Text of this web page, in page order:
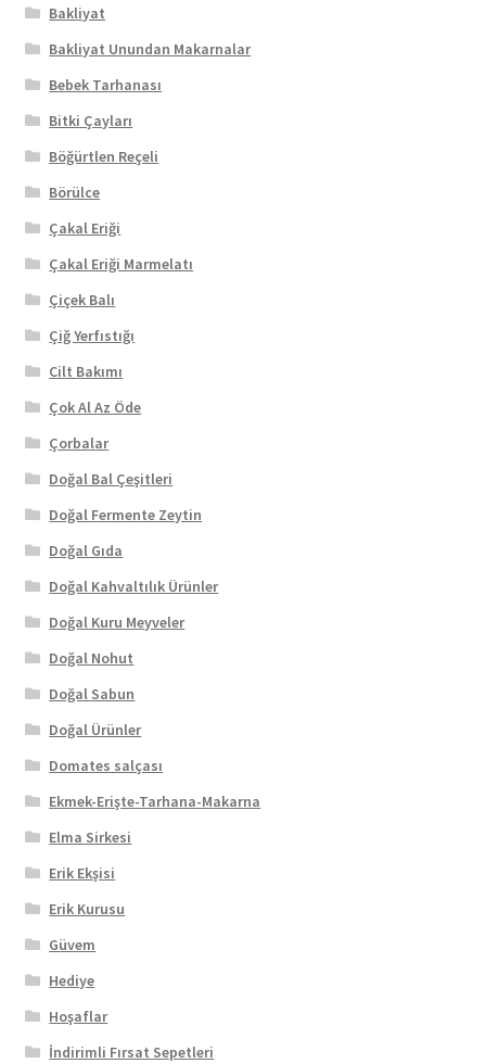
Bakliyat
Bakliyat Unundan Makarnalar
Bebek Tarhanası
Bitki Çayları
Böğürtlen Reçeli
Börülce
Çakal Eriği
Çakal Eriği Marmelatı
Çiçek Balı
Çiğ Yerfıstığı
Cilt Bakımı
Çok Al Az Öde
Çorbalar
Doğal Bal Çeşitleri
Doğal Fermente Zeytin
Doğal Gıda
Doğal Kahvaltılık Ürünler
Doğal Kuru Meyveler
Doğal Nohut
Doğal Sabun
Doğal Ürünler
Domates salçası
Ekmek-Erişte-Tarhana-Makarna
Elma Sirkesi
Erik Ekşisi
Erik Kurusu
Güvem
Hediye
Hoşaflar
İndirimli Fırsat Sepetleri